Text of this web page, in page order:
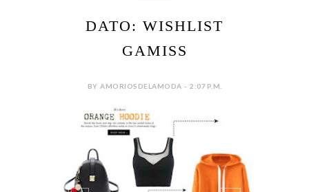
DATO: WISHLIST
GAMISS
BY AMORIOSDELAMODA - 2:07 P.M.